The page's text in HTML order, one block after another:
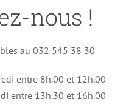
nous !
au 032 545 38 30
entre 8h.00 et 12h.00
entre 13h.30 et 16h.00